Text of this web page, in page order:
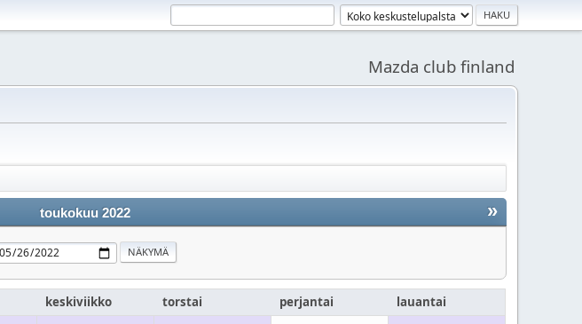
Mazda club finland
»
toukokuu 2022
keskiviikko torstai perjantai lauantai